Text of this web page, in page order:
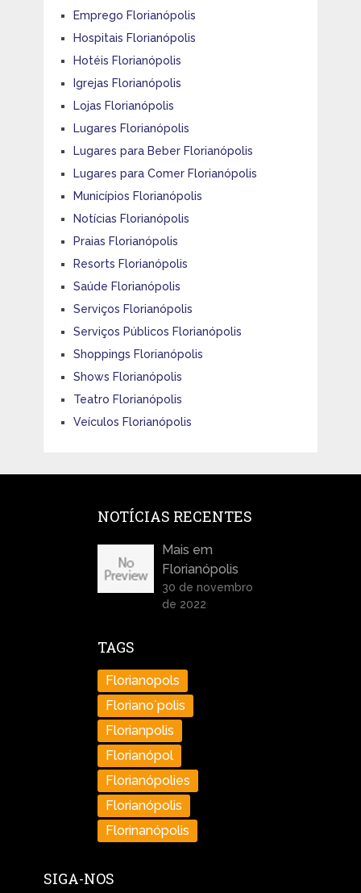
Emprego Florianópolis
Hospitais Florianópolis
Hotéis Florianópolis
Igrejas Florianópolis
Lojas Florianópolis
Lugares Florianópolis
Lugares para Beber Florianópolis
Lugares para Comer Florianópolis
Municípios Florianópolis
Notícias Florianópolis
Praias Florianópolis
Resorts Florianópolis
Saúde Florianópolis
Serviços Florianópolis
Serviços Públicos Florianópolis
Shoppings Florianópolis
Shows Florianópolis
Teatro Florianópolis
Veículos Florianópolis
NOTÍCIAS RECENTES
Mais em
Florianópolis
30 de novembro
de 2022
TAGS
Florianopols
Floriano´polis
Florianpolis
Florianópol
Florianópolies
Florianópolis
Florinanópolis
SIGA-NOS